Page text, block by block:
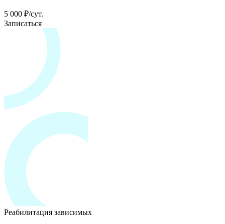
5 000 ₽/сут.
Записаться
Реабилитация зависимых